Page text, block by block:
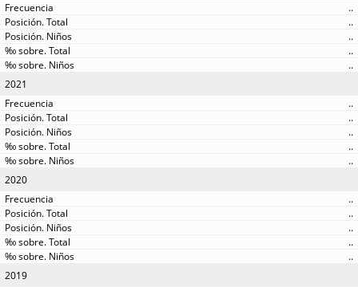
..
..
..
..
..
2021
..
..
..
..
..
2020
..
..
..
..
..
2019